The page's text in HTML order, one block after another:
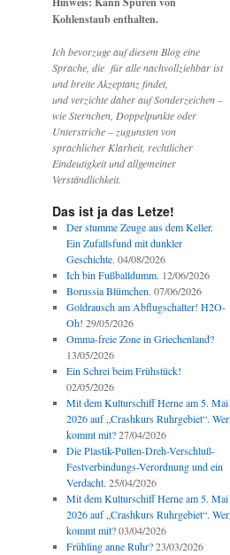
Kohlenstaub enthalten.
Ich bevorzuge auf diesem Blog eine
Sprache, die für alle nachvollziehbar ist
und breite Akzeptanz findet,
und verzichte daher auf Sonderzeichen –
wie Sternchen, Doppelpunkte oder
Unterstriche – zugunsten von
sprachlicher Klarheit, rechtlicher
Eindeutigkeit und allgemeiner
Verständlichkeit.
Das ist ja das Letze!
Der stumme Zeuge aus dem Keller.
Ein Zufallsfund mit dunkler
Geschichte. 04/08/2026
Ich bin Fußballdumm. 12/06/2026
Borussia Blümchen. 07/06/2026
Goldrausch am Abflugschalter! H2O-
Oh! 29/05/2026
Omma-freie Zone in Griechenland?
13/05/2026
Ein Schrei beim Frühstück!
02/05/2026
Mit dem Kulturschiff Herne am 5. Mai
2026 auf „Crashkurs Ruhrgebiet“. Wer
kommt mit? 27/04/2026
Die Plastik-Pullen-Dreh-Verschluß-
Festverbindungs-Verordnung und ein
Verdacht. 25/04/2026
Mit dem Kulturschiff Herne am 5. Mai
2026 auf „Crashkurs Ruhrgebiet“. Wer
kommt mit? 03/04/2026
Frühling anne Ruhr? 23/03/2026